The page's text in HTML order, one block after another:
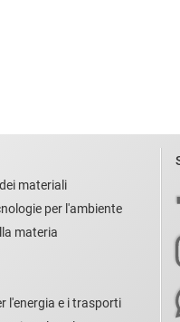
materiali
per l'ambiente
materia
l'energia e i trasporti